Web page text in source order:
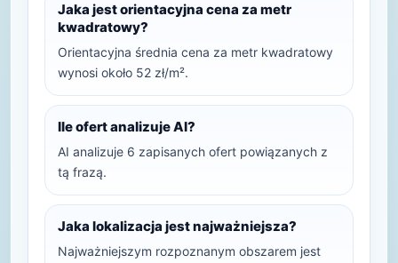
Jaka jest orientacyjna cena za metr
kwadratowy?
Orientacyjna średnia cena za metr kwadratowy
wynosi około 52 zł/m².
Ile ofert analizuje AI?
AI analizuje 6 zapisanych ofert powiązanych z
tą frazą.
Jaka lokalizacja jest najważniejsza?
Najważniejszym rozpoznanym obszarem jest